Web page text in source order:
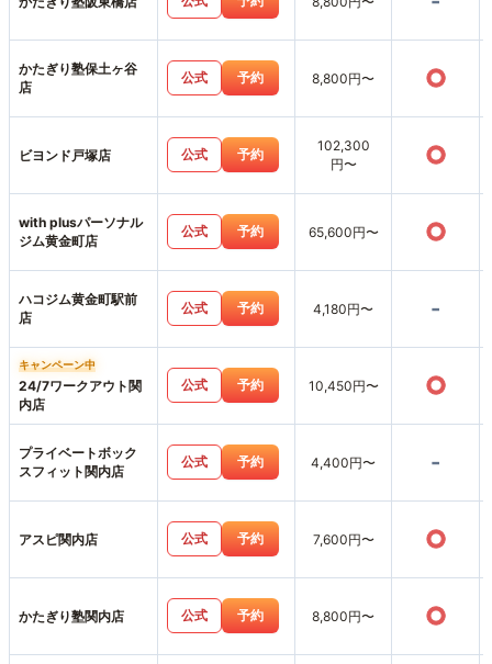
かたぎり塾保土ヶ谷
店
公式 予約 8,800円〜 ○
ビヨンド戸塚店 公式 予約
102,300
円〜
○
with plusパーソナル
ジム黄金町店
公式 予約 65,600円〜 ○
ハコジム黄金町駅前
店
公式 予約 4,180円〜 -
キャンペーン中
24/7ワークアウト関
内店
公式 予約 10,450円〜 ○
プライベートボック
スフィット関内店
公式 予約 4,400円〜 -
アスピ関内店 公式 予約 7,600円〜 ○
かたぎり塾関内店 公式 予約 8,800円〜 ○